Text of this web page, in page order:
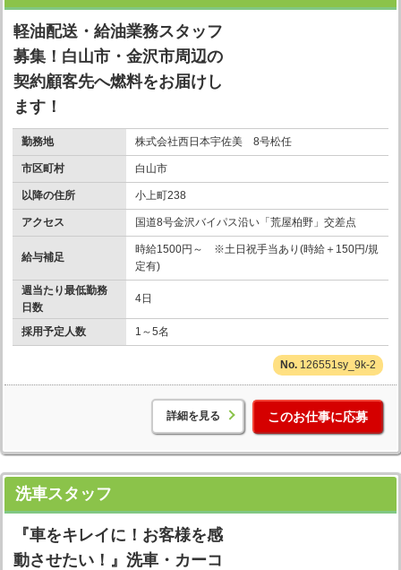
軽油配送・給油業務スタッフ
募集！白山市・金沢市周辺の
契約顧客先へ燃料をお届けし
ます！
勤務地 株式会社西日本宇佐美 8号松任
市区町村 白山市
以降の住所 小上町238
アクセス 国道8号金沢バイパス沿い「荒屋柏野」交差点
給与補足
時給1500円～ ※土日祝手当あり(時給＋150円/規
定有)
週当たり最低勤務
日数
4日
採用予定人数 1～5名
126551sy_9k-2
詳細を見る このお仕事に応募
洗車スタッフ
『車をキレイに！お客様を感
動させたい！』洗車・カーコ